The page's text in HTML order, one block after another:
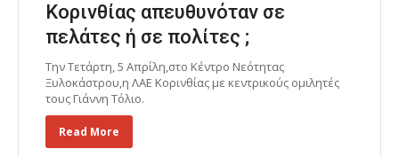
Κορινθίας απευθυνόταν σε
πελάτες ή σε πολίτες ;
Την Τετάρτη, 5 Απρίλη,στο Κέντρο Νεότητας
Ξυλοκάστρου,η ΛΑΕ Κορινθίας με κεντρικούς ομιλητές
τους Γιάννη Τόλιο.
Read More